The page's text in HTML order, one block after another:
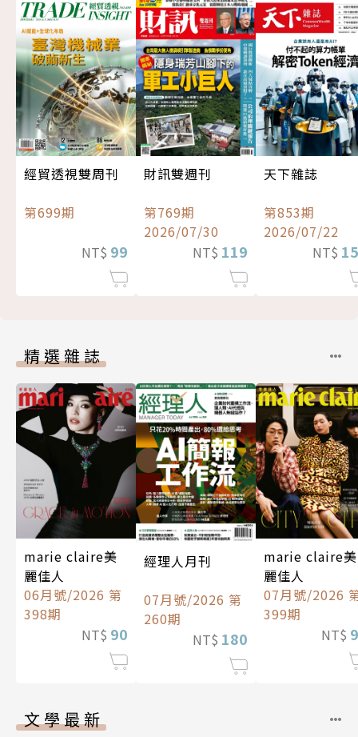
經貿透視雙周刊
第699期
NT$ 99
財訊雙週刊
第769期
2026/07/30
NT$ 119
天下雜誌
第853期
2026/07/22
NT$
精選雜誌
marie claire美
麗佳人
06月號/2026 第
398期
NT$ 90
經理人月刊
07月號/2026 第
260期
NT$ 180
marie claire美
麗佳人
07月號/2026
399期
NT$
文學最新